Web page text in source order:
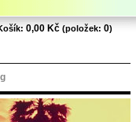
0,00 Kč (položek: 0)